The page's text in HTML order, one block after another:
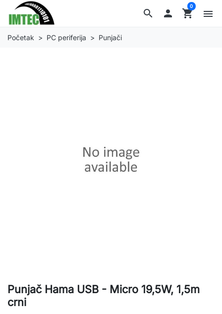
search  shopping_cart
0
menu
Početak PC periferija Punjači
Punjač Hama USB - Micro 19,5W, 1,5m
crni